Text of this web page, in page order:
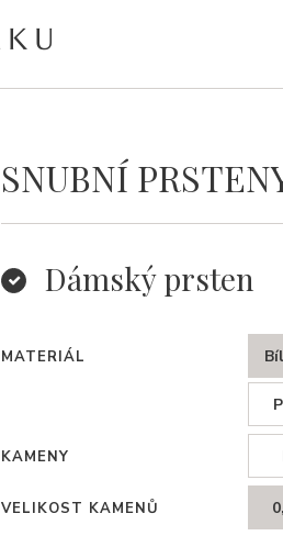
SNUBNÍ
Dámský prsten
MATERIÁL
KAMENY
VELIKOST KAMENŮ